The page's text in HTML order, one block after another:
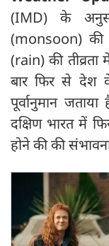
(IMD) के
(monsoon) की
(rain) की
बार फिर से देश
पूर्वानुमान
दक्षिण भारत में
होने की की